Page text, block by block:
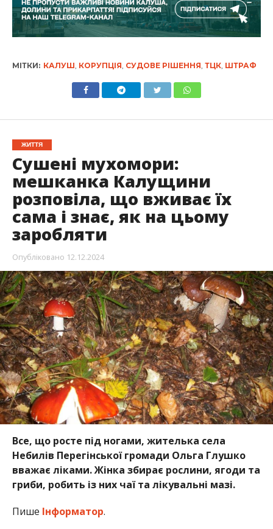
МІТКИ: КАЛУШ, КОРУПЦІЯ, СУДОВЕ РІШЕННЯ, ТЦК, ШТРАФ
ЖИТТЯ
Сушені мухомори:
мешканка Калущини
розповіла, що вживає їх
сама і знає, як на цьому
заробляти
Опубліковано 12.12.2024
Все, що росте під ногами, жителька села
Небилів Перегінської громади Ольга Глушко
вважає ліками. Жінка збирає рослини, ягоди та
гриби, робить із них чаї та лікувальні мазі.
Пише Інформатор.